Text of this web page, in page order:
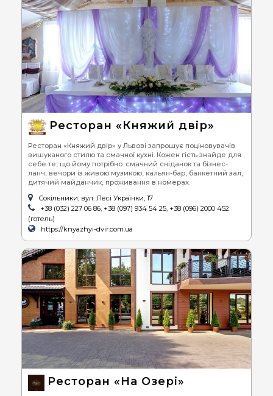
Ресторан «Княжий двір»
Ресторан «Княжий двір» у Львові запрошує поціновувачів
вишуканого стилю та смачної кухні. Кожен гість знайде для
себе те, що йому потрібно: смачний сніданок та бізнес-
ланч, вечори із живою музикою, кальян-бар, банкетний зал,
дитячий майданчик, проживання в номерах.
Сокільники, вул. Лесі Українки, 17
+38 (032) 227 06 86, +38 (097) 934 54 25, +38 (096) 2000 452
(готель)
https://knyazhyi-dvir.com.ua
Ресторан «На Озері»